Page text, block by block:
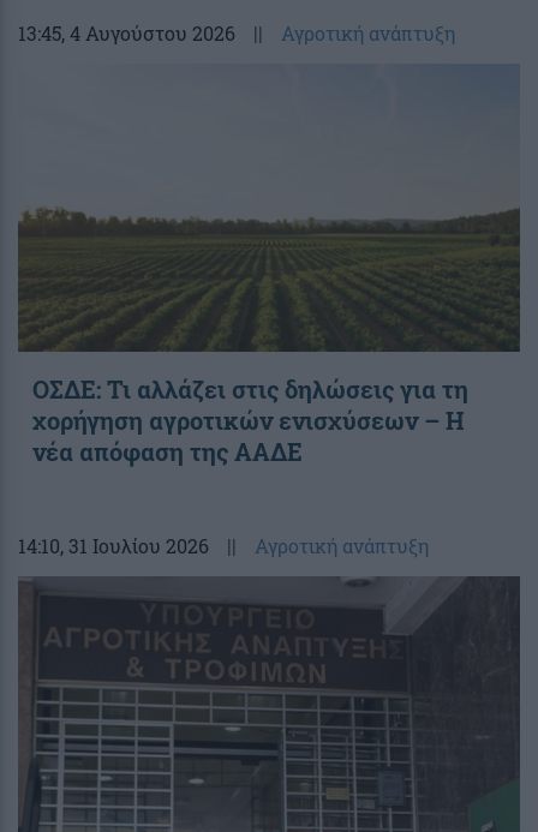
13:45, 4 Αυγούστου 2026 || Αγροτική ανάπτυξη
ΟΣΔΕ: Τι αλλάζει στις δηλώσεις για τη
χορήγηση αγροτικών ενισχύσεων – H
νέα απόφαση της ΑΑΔΕ
14:10, 31 Ιουλίου 2026 || Αγροτική ανάπτυξη